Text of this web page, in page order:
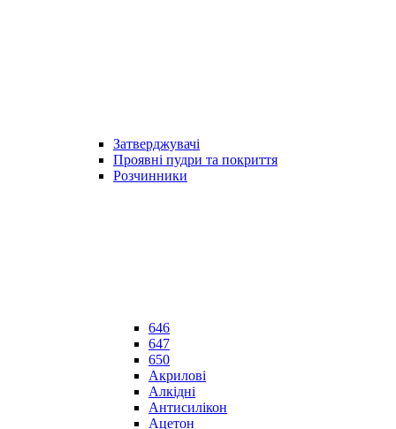
Затверджувачі
Проявні пудри та покриття
Розчинники
646
647
650
Акрилові
Алкідні
Антисилікон
Ацетон